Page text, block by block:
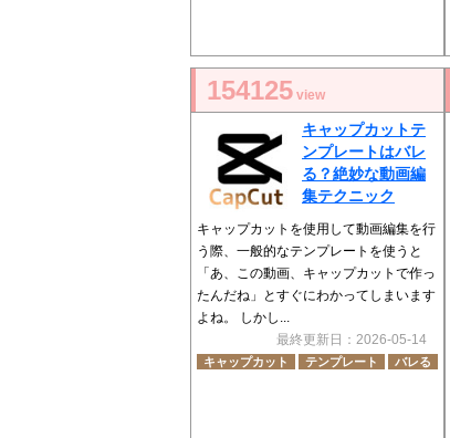
154125 view
キャップカットテ
ンプレートはバレ
る？絶妙な動画編
集テクニック
キャップカットを使用して動画編集を行
う際、一般的なテンプレートを使うと
「あ、この動画、キャップカットで作っ
たんだね」とすぐにわかってしまいます
よね。 しかし...
最終更新日：2026-05-14
キャップカット テンプレート バレる